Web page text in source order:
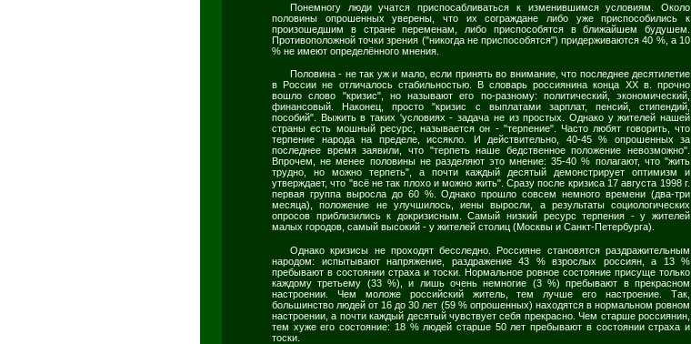
Понемногу люди учатся приспосабливаться к изменившимся условиям. Около
половины опрошенных уверены, что их сограждане либо уже приспособились к
произошедшим в стране переменам, либо приспособятся в ближайшем будушем.
Противоположной точки зрения ("никогда не приспособятся") придерживаются 40 %, а 10
% не имеют определённого мнения.
Половина - не так уж и мало, если принять во внимание, что последнее десятилетие
в России не отличалось стабильностью. В словарь россиянина конца XX в. прочно
вошло слово "кризис", но называют его по-разному: политический, экономический,
финансовый. Наконец, просто "кризис с выплатами зарплат, пенсий, стипендий,
пособий". Выжить в таких 'условиях - задача не из простых. Однако у жителей нашей
страны есть мошный ресурс, называется он - "терпение". Часто любят говорить, что
терпение народа на пределе, иссякло. И действительно, 40-45 % опрошенных за
последнее время заявили, что "терпеть наше бедственное положение невозможно".
Впрочем, не менее половины не разделяют это мнение: 35-40 % полагают, что "жить
трудно, но можно терпеть", а почти каждый десятый демонстрирует оптимизм и
утверждает, что "всё не так плохо и можно жить". Сразу после кризиса 17 августа 1998 г.
первая группа выросла до 60 %. Однако прошло совсем немного времени (два-три
месяца), положение не улучшилось, иены выросли, а результаты социологических
опросов приблизились к докризисным. Самый низкий ресурс терпения - у жителей
малых городов, самый высокий - у жителей столиц (Москвы и Санкт-Петербурга).
Однако кризисы не проходят бесследно. Россияне становятся раздражительным
народом: испытывают напряжение, раздражение 43 % взрослых россиян, а 13 %
пребывают в состоянии страха и тоски. Нормальное ровное состояние присуще только
каждому третьему (33 %), и лишь очень немногие (3 %) пребывают в прекрасном
настроении. Чем моложе российский житель, тем лучше его настроение. Так,
большинство людей от 16 до 30 лет (59 % опрошенных) находятся в нормальном ровном
настроении, а почти каждый десятый чувствует себя прекрасно. Чем старше россиянин,
тем хуже его состояние: 18 % людей старше 50 лет пребывают в состоянии страха и
тоски.